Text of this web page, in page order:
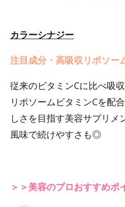
カラーシナジー
注目成分・高吸収リポソー
従来のビタミンCに比べ吸
リポソームビタミンCを配
しさを目指す美容サプリメ
風味で続けやすさも◎
＞＞美容のプロおすすめポ